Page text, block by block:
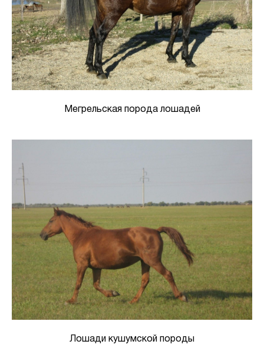
Мегрельская порода лошадей
Лошади кушумской породы